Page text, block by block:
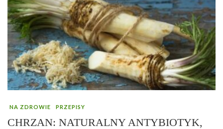
NA ZDROWIE PRZEPISY
CHRZAN: NATURALNY ANTYBIOTYK,